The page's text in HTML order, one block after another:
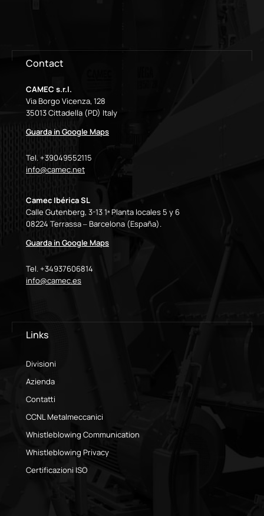
Contact
CAMEC s.r.l.
Via Borgo Vicenza, 128
35013 Cittadella (PD) Italy
Guarda in Google Maps
Tel. +39049552115
info@camec.net
Camec Ibérica SL
Calle Gutenberg, 3-13 1ª Planta locales 5 y 6
08224 Terrassa – Barcelona (España).
Guarda in Google Maps
Tel. +34937606814
info@camec.es
Links
Divisioni
Azienda
Contatti
CCNL Metalmeccanici
Whistleblowing Communication
Whistleblowing Privacy
Certificazioni ISO